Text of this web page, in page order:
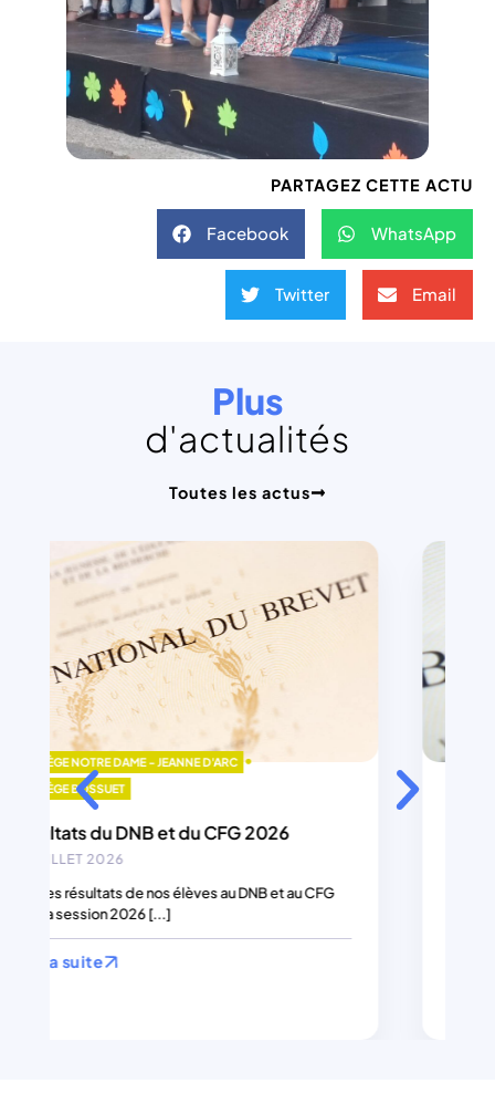
PARTAGEZ CETTE ACTU
Facebook WhatsApp
Twitter Email
Plus
d'actualités
Toutes les actus
LYCÉE BOSSUET
BACCALAURÉAT 2026
10 JUILLET 2026
À l’issue du second groupes d’épreuves 180
candidats, 179 admis, 99,44 % de réussite.(97,10 %
en 2025 ; 97,90 % [...]
Lire la suite